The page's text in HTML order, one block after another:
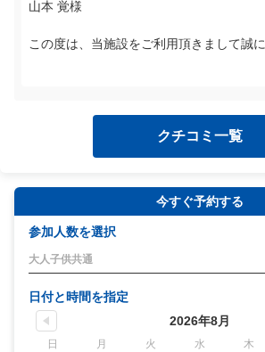
山本 覚様
この度は、当施設をご利用頂きまして誠
山本様からのご意見を真摯に受け止め、
クチコミ一覧
今すぐ予約する
参加人数を選択
大人子供共通
日付と時間を指定
2026年8月
日 月 火 水 木